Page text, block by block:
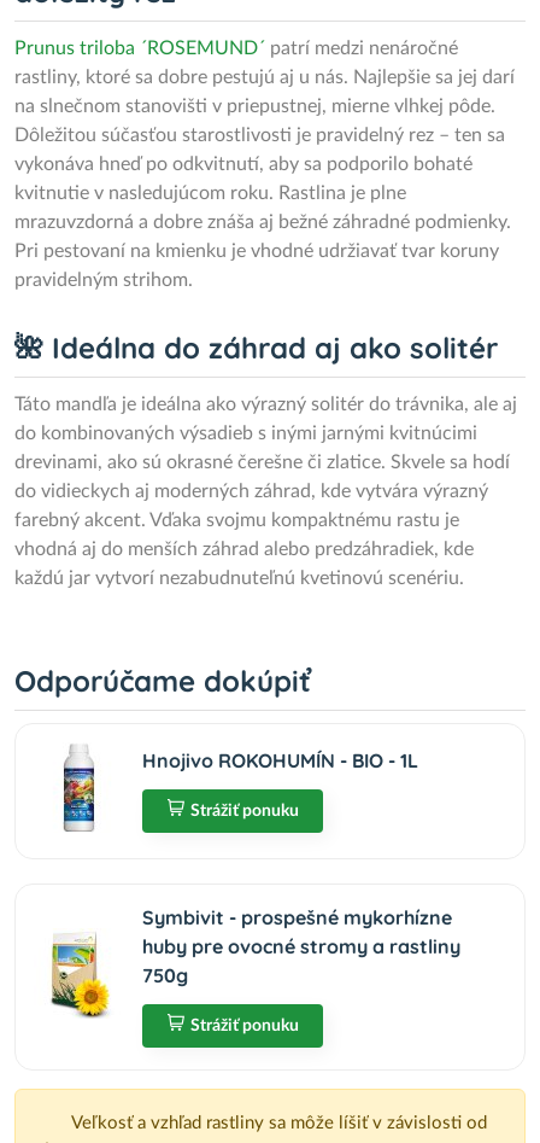
Prunus triloba ´ROSEMUND´ patrí medzi nenáročné
rastliny, ktoré sa dobre pestujú aj u nás. Najlepšie sa jej darí
na slnečnom stanovišti v priepustnej, mierne vlhkej pôde.
Dôležitou súčasťou starostlivosti je pravidelný rez – ten sa
vykonáva hneď po odkvitnutí, aby sa podporilo bohaté
kvitnutie v nasledujúcom roku. Rastlina je plne
mrazuvzdorná a dobre znáša aj bežné záhradné podmienky.
Pri pestovaní na kmienku je vhodné udržiavať tvar koruny
pravidelným strihom.
🌺 Ideálna do záhrad aj ako solitér
Táto mandľa je ideálna ako výrazný solitér do trávnika, ale aj
do kombinovaných výsadieb s inými jarnými kvitnúcimi
drevinami, ako sú okrasné čerešne či zlatice. Skvele sa hodí
do vidieckych aj moderných záhrad, kde vytvára výrazný
farebný akcent. Vďaka svojmu kompaktnému rastu je
vhodná aj do menších záhrad alebo predzáhradiek, kde
každú jar vytvorí nezabudnuteľnú kvetinovú scenériu.
Odporúčame dokúpiť
Hnojivo ROKOHUMÍN - BIO - 1L
Strážiť ponuku
Symbivit - prospešné mykorhízne
huby pre ovocné stromy a rastliny
750g
Strážiť ponuku
Veľkosť a vzhľad rastliny sa môže líšiť v závislosti od